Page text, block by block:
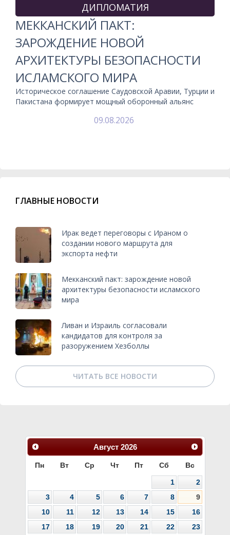
ДИПЛОМАТИЯ
МЕККАНСКИЙ ПАКТ:
ЗАРОЖДЕНИЕ НОВОЙ
АРХИТЕКТУРЫ БЕЗОПАСНОСТИ
ИСЛАМСКОГО МИРА
Историческое соглашение Саудовской Аравии, Турции и
Пакистана формирует мощный оборонный альянс
09.08.2026
ГЛАВНЫЕ НОВОСТИ
Ирак ведет переговоры с Ираном о
создании нового маршрута для
экспорта нефти
Мекканский пакт: зарождение новой
архитектуры безопасности исламского
мира
Ливан и Израиль согласовали
кандидатов для контроля за
разоружением Хезболлы
ЧИТАТЬ ВСЕ НОВОСТИ
Август 2026
Пн Вт Ср Чт Пт Сб Вс
1
2
3
4 5 6 7 8
9
10
11 12 13 14 15
16
17
18 19 20 21 22
23